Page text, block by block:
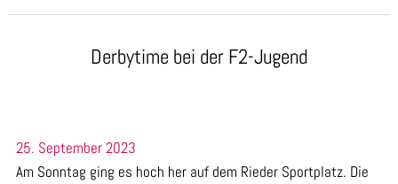
Derbytime bei der F2-Jugend
25. September 2023
Am Sonntag ging es hoch her auf dem Rieder Sportplatz. Die